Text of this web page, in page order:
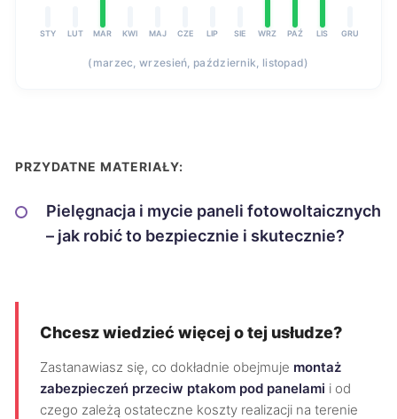
STY LUT MAR KWI MAJ CZE LIP SIE WRZ PAŹ LIS GRU
(marzec, wrzesień, październik, listopad)
PRZYDATNE MATERIAŁY:
Pielęgnacja i mycie paneli fotowoltaicznych
– jak robić to bezpiecznie i skutecznie?
Chcesz wiedzieć więcej o tej usłudze?
Zastanawiasz się, co dokładnie obejmuje montaż
zabezpieczeń przeciw ptakom pod panelami i od
czego zależą ostateczne koszty realizacji na terenie